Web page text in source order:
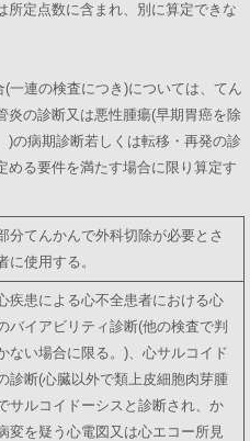
所定点数に含まれ、別に算定できな
(一連の検査につき)については、てん
炎の診断又は悪性腫瘍(早期胃癌を除
)の病期診断若しくは転移・再発の診
める要件を満たす場合に限り算定す
分てんかんで外科切除が必要とさ
に使用する。
疾患による心不全患者における心
バイアビリティ診断(他の検査で判
ない場合に限る。)、心サルコイド
診断(心臓以外で類上皮細胞肉芽腫
サルコイドーシスと診断され、か
変を疑う心電図又は心エコー所見